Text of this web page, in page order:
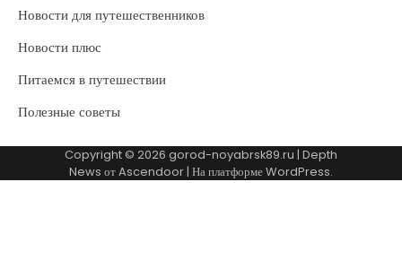
Новости для путешественников
Новости плюс
Питаемся в путешествии
Полезные советы
Copyright © 2026 gorod-noyabrsk89.ru | Depth
News отAscendoor| На платформеWordPress.